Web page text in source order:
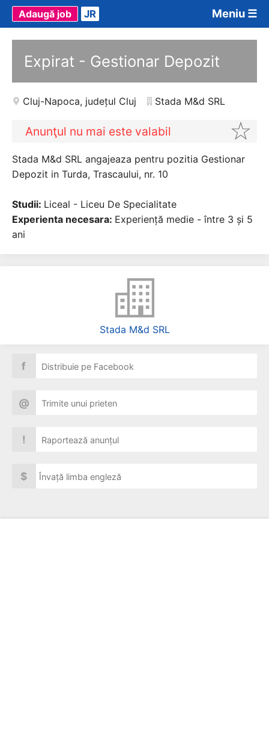
Meniu ☰
Adaugă job JR
Expirat - Gestionar Depozit
Cluj-Napoca, județul Cluj Stada M&d SRL
Anunţul nu mai este valabil
Stada M&d SRL angajeaza pentru pozitia Gestionar
Depozit in Turda, Trascaului, nr. 10
Studii: Liceal - Liceu De Specialitate
Experienta necesara: Experiență medie - între 3 și 5
ani
Stada M&d SRL
f Distribuie pe Facebook
@ Trimite unui prieten
! Raportează anunțul
$ Învață limba engleză